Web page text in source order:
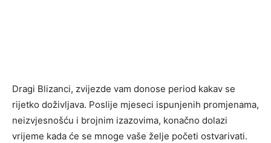
Dragi Blizanci, zvijezde vam donose period kakav se
rijetko doživljava. Poslije mjeseci ispunjenih promjenama,
neizvjesnošću i brojnim izazovima, konačno dolazi
vrijeme kada će se mnoge vaše želje početi ostvarivati.